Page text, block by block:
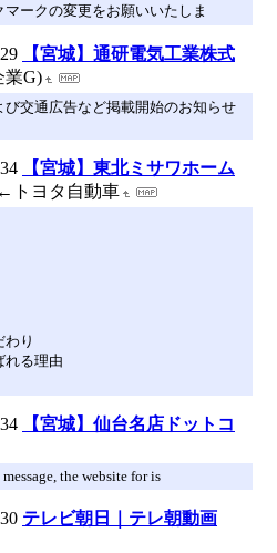
ークの変更をお願いいたしま
【宮城】通研電気工業株式
業G)
び交通広告など掲載開始のお知らせ
【宮城】東北ミサワホーム
トヨタ自動車
わり
れる理由
【宮城】仙台名店ドットコ
the website for is
テレビ朝日｜テレ朝動画